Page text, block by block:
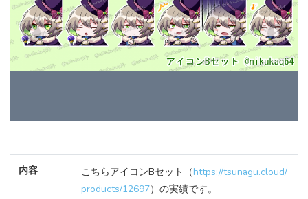
Previous Next
内容 こちらアイコンBセット（https://tsunagu.cloud/
products/12697）の実績です。